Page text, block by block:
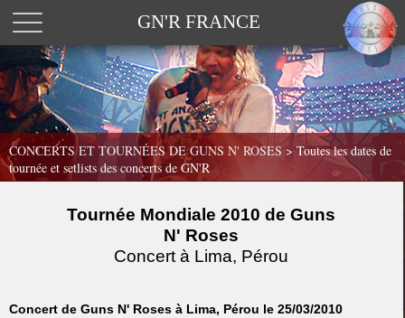
GN'R FRANCE
CONCERTS ET TOURNÉES DE GUNS N' ROSES > Toutes les dates de
tournée et setlists des concerts de GN'R
Tournée Mondiale 2010 de Guns
N' Roses
Concert à Lima, Pérou
Concert de Guns N' Roses à Lima, Pérou le 25/03/2010